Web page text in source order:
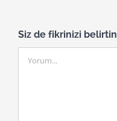
Siz de fikrinizi belirtin